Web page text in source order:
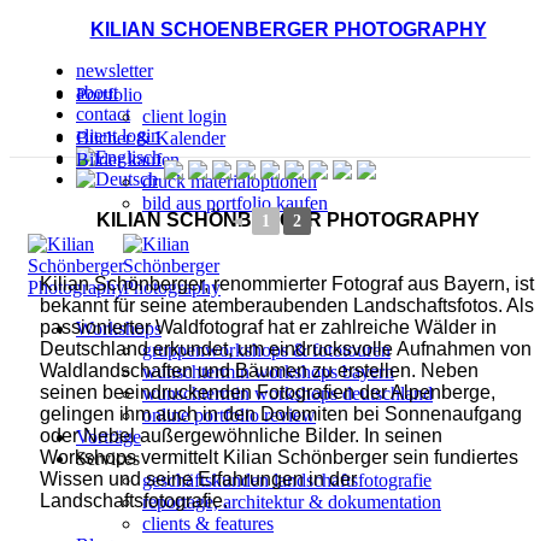
KILIAN SCHOENBERGER PHOTOGRAPHY
newsletter
about
contact
client login
KILIAN SCHÖNBERGER PHOTOGRAPHY
Portfolio
client login
Bücher & Kalender
Bilder kaufen
druck materialoptionen
bild aus portfolio kaufen
Workshops
gruppenworkshops & fototouren
wunschtermin workshops bayern
wunschtermin workshops deutschland
online portfolio review
Vorträge
Services
geschäftskunden landschaftsfotografie
reportage, architektur & dokumentation
clients & features
◄ 1 2
Kilian Schönberger, renommierter Fotograf aus Bayern, ist
bekannt für seine atemberaubenden Landschaftsfotos. Als
passionierter Waldfotograf hat er zahlreiche Wälder in
Deutschland erkundet, um eindrucksvolle Aufnahmen von
Waldlandschaften und Bäumen zu erstellen. Neben
seinen beeindruckenden Fotografien der Alpenberge,
gelingen ihm auch in den Dolomiten bei Sonnenaufgang
oder Nebel außergewöhnliche Bilder. In seinen
Workshops vermittelt Kilian Schönberger sein fundiertes
Wissen und seine Erfahrungen in der
Landschaftsfotografie.